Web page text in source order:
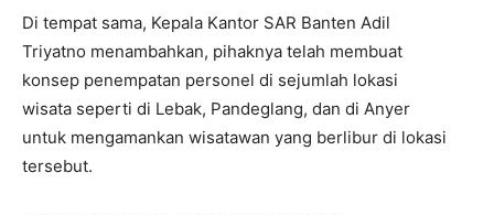
Di tempat sama, Kepala Kantor SAR Banten Adil
Triyatno menambahkan, pihaknya telah membuat
konsep penempatan personel di sejumlah lokasi
wisata seperti di Lebak, Pandeglang, dan di Anyer
untuk mengamankan wisatawan yang berlibur di lokasi
tersebut.